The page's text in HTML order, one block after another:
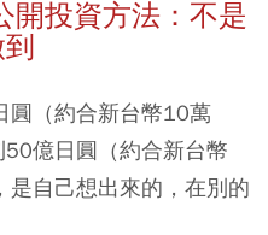
開投資方法：不是
圓（約合新台幣10萬
億日圓（約合新台幣
自己想出來的，在別的